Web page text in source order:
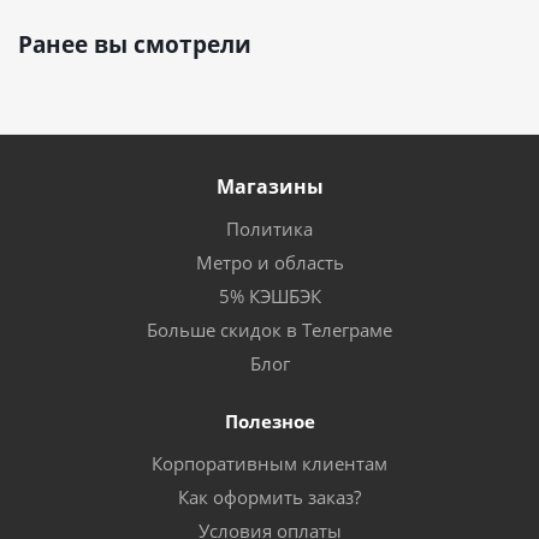
Ранее вы смотрели
Магазины
Политика
Метро и область
5% КЭШБЭК
Больше скидок в Телеграме
Блог
Полезное
Корпоративным клиентам
Как оформить заказ?
Условия оплаты